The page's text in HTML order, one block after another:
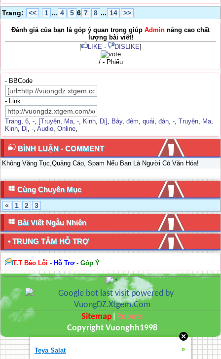
Trang: << 1 ... 4 5 6 7 8 ... 14 >>
Đánh giá của bạn là góp ý quan trọng giúp Admin nâng cao chất
lượng bài viết!
[
LIKE - DISLIKE]
/ - Phiếu
- BBCode
- Link
Trang, 6, -, [Truyện, Ma, -, Kinh, Dị] , Bảy, đêm, quái, đản, -, Truyện, Ma,
Kinh, Dị, -, Audio, Online,
BÌNH LUẬN - COMMENT
Không Văng Tục,Quảng Cáo, Spam Nếu Bạn Là Người Có Văn Hóa!
Cùng Chuyên Mục
« 1 2 3
Bài Viết Ngẫu Nhiên
• TRUNG TÂM HỖ TRỢ
T.T Báo Lỗi - Hỗ Trợ- Góp Ý
Sitemap Robots
Copyright Vuonghh1998
Teya Salat »